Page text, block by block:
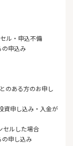
ル・申込不備
申込み
のある方のお申し
資申し込み・入金が
セルした場合
申し込み